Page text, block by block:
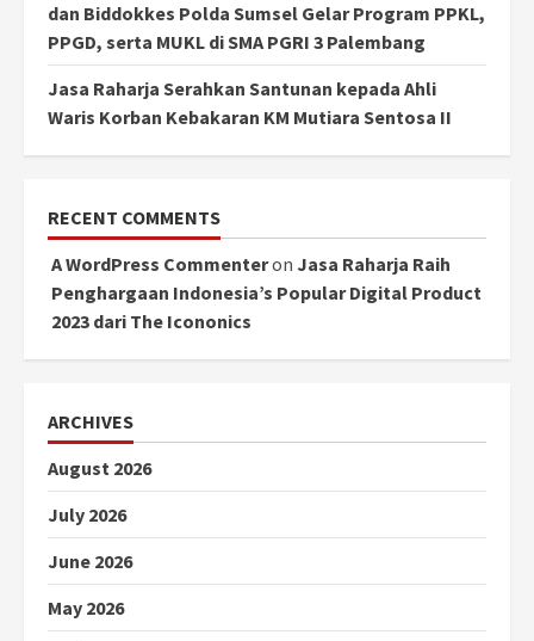
dan Biddokkes Polda Sumsel Gelar Program PPKL,
PPGD, serta MUKL di SMA PGRI 3 Palembang
Jasa Raharja Serahkan Santunan kepada Ahli
Waris Korban Kebakaran KM Mutiara Sentosa II
RECENT COMMENTS
A WordPress Commenteron Jasa Raharja Raih
Penghargaan Indonesia’s Popular Digital Product
2023 dari The Icononics
ARCHIVES
August 2026
July 2026
June 2026
May 2026